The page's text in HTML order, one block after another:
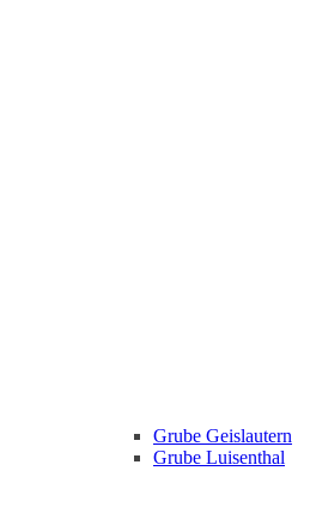
Grube Geislautern
Grube Luisenthal